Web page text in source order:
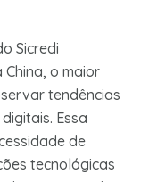
Sicredi
China, o maior
tendências
Essa
de
tecnológicas